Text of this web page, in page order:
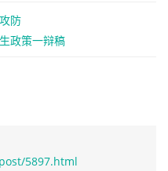
防
政策一辩稿
5897.html